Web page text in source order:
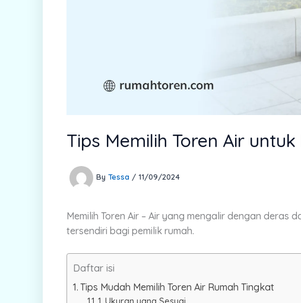
Tips Memilih Toren Air
By Tessa / 11/09/2024
Memilih Toren Air – Air yang mengalir dengan deras
tersendiri bagi pemilik rumah.
Daftar isi
Tips Mudah Memilih Toren Air Rumah Tingkat